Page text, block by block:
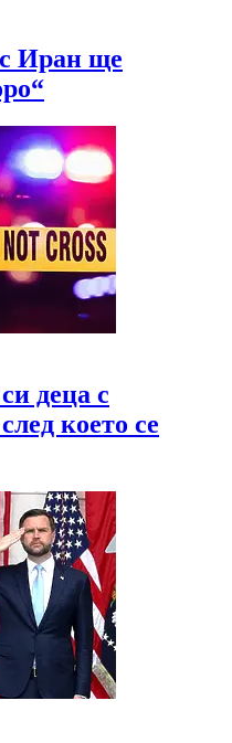
Иран ще
деца с
което се